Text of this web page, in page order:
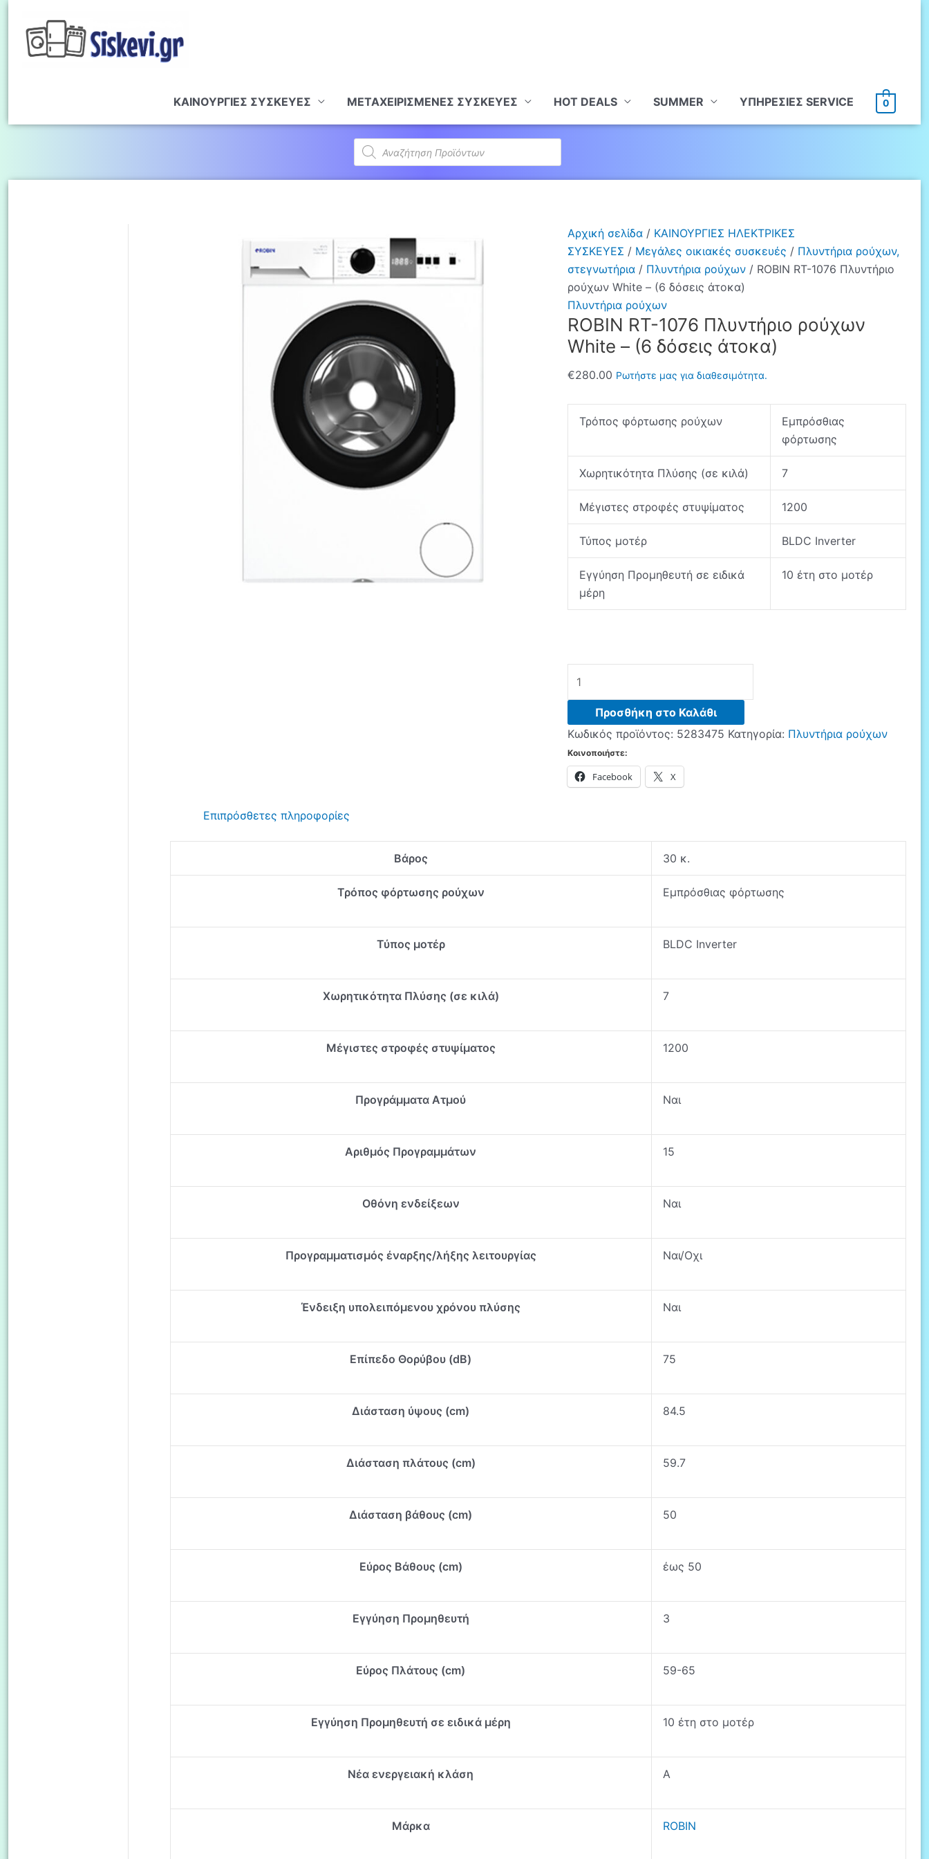
ΚΑΙΝΟΥΡΓΙΕΣ ΣΥΣΚΕΥΕΣ ΜΕΤΑΧΕΙΡΙΣΜΕΝΕΣ ΣΥΣΚΕΥΕΣ HOT DEALS SUMMER ΥΠHΡΕΣΙΕΣ SERVICE 0
Products
search
Αρχική σελίδα/ ΚΑΙΝΟΥΡΓΙΕΣ ΗΛΕΚΤΡΙΚΕΣ
ΣΥΣΚΕΥΕΣ / Μεγάλες οικιακές συσκευές / Πλυντήρια ρούχων,
στεγνωτήρια/ Πλυντήρια ρούχων/ ROBIN RT-1076 Πλυντήριο
ρούχων White – (6 δόσεις άτοκα)
Πλυντήρια ρούχων
ROBIN RT-1076 Πλυντήριο ρούχων
White – (6 δόσεις άτοκα)
€280.00 Ρωτήστε μας για διαθεσιμότητα.
Τρόπος φόρτωσης ρούχων
Εμπρόσθιας
φόρτωσης
Χωρητικότητα Πλύσης (σε κιλά) 7
Μέγιστες στροφές στυψίματος 1200
Τύπος μοτέρ BLDC Inverter
Εγγύηση Προμηθευτή σε ειδικά
μέρη
10 έτη στο μοτέρ
RT-
Πλυντήριο
White
Προσθήκη στο Καλάθι
Κωδικός προϊόντος: 5283475 Κατηγορία: Πλυντήρια ρούχων
Κοινοποιήστε:
Facebook X
Επιπρόσθετες πληροφορίες
Βάρος 30 κ.
Τρόπος φόρτωσης ρούχων Εμπρόσθιας φόρτωσης
Τύπος μοτέρ BLDC Inverter
Χωρητικότητα Πλύσης (σε κιλά) 7
Μέγιστες στροφές στυψίματος 1200
Προγράμματα Ατμού Ναι
Αριθμός Προγραμμάτων 15
Οθόνη ενδείξεων Ναι
Προγραμματισμός έναρξης/λήξης λειτουργίας Ναι/Οχι
Ένδειξη υπολειπόμενου χρόνου πλύσης Ναι
Επίπεδο Θορύβου (dB) 75
Διάσταση ύψους (cm) 84.5
Διάσταση πλάτους (cm) 59.7
Διάσταση βάθους (cm) 50
Εύρος Bάθους (cm) έως 50
Εγγύηση Προμηθευτή 3
Εύρος Πλάτους (cm) 59-65
Εγγύηση Προμηθευτή σε ειδικά μέρη 10 έτη στο μοτέρ
Νέα ενεργειακή κλάση A
Μάρκα ROBIN